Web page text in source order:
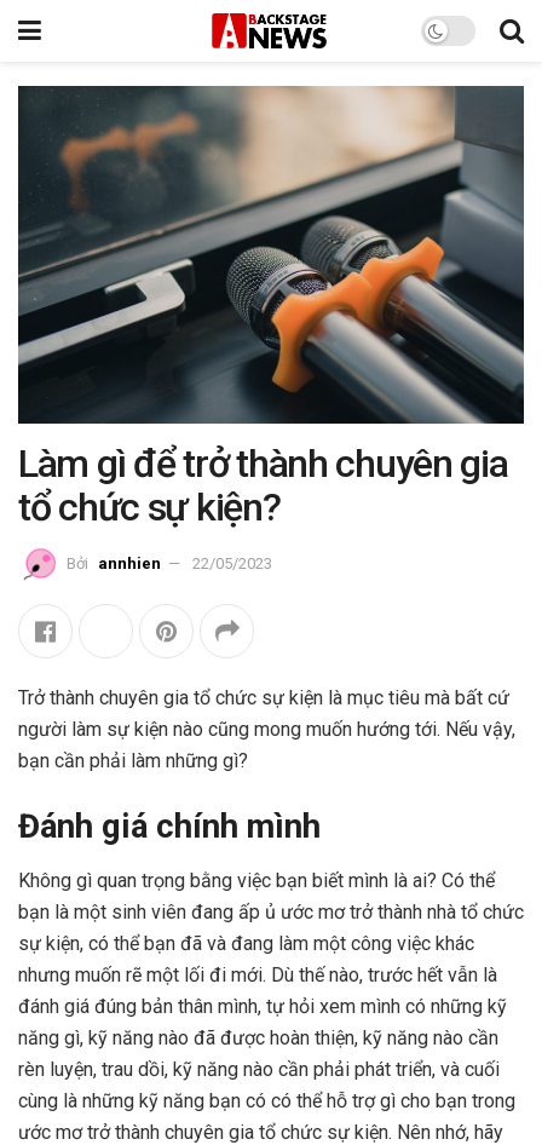
Làm gì để trở thành chuyên gia
tổ chức sự kiện?
Bởi annhien 22/05/2023
Trở thành chuyên gia tổ chức sự kiện là mục tiêu mà bất cứ
người làm sự kiện nào cũng mong muốn hướng tới. Nếu vậy,
bạn cần phải làm những gì?
Đánh giá chính mình
Không gì quan trọng bằng việc bạn biết mình là ai? Có thể
bạn là một sinh viên đang ấp ủ ước mơ trở thành nhà tổ chức
sự kiện, có thể bạn đã và đang làm một công việc khác
nhưng muốn rẽ một lối đi mới. Dù thế nào, trước hết vẫn là
đánh giá đúng bản thân mình, tự hỏi xem mình có những kỹ
năng gì, kỹ năng nào đã được hoàn thiện, kỹ năng nào cần
rèn luyện, trau dồi, kỹ năng nào cần phải phát triển, và cuối
cùng là những kỹ năng bạn có có thể hỗ trợ gì cho bạn trong
ước mơ trở thành chuyên gia tổ chức sự kiện. Nên nhớ, hãy